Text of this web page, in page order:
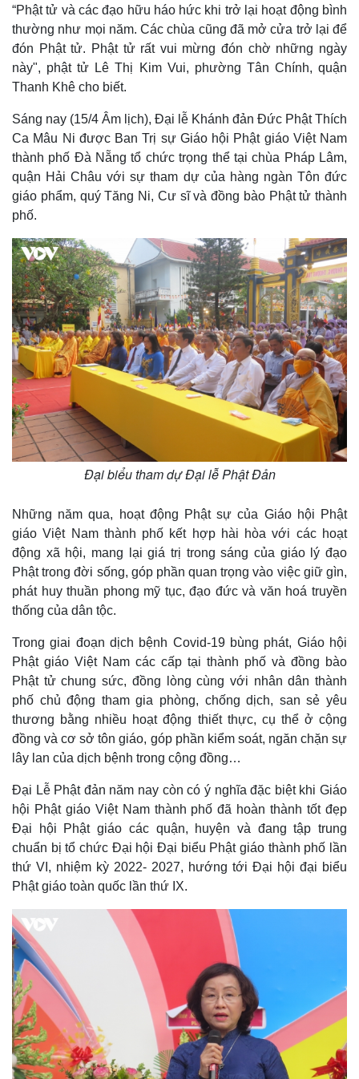
Pháp luật
Vụ án
Tin nóng
Tư vấn luật
Quân sự - Quốc phòng
Vũ khí
Việt Nam
Phân tích
“Phật tử và các đạo hữu háo hức khi trở lại hoạt động bình
thường như mọi năm. Các chùa cũng đã mở cửa trở lại để
đón Phật tử. Phật tử rất vui mừng đón chờ những ngày
này", phật tử Lê Thị Kim Vui, phường Tân Chính, quận
Thanh Khê cho biết.
Sáng nay (15/4 Âm lịch), Đại lễ Khánh đản Đức Phật Thích
Ca Mâu Ni được Ban Trị sự Giáo hội Phật giáo Việt Nam
thành phố Đà Nẵng tổ chức trọng thể tại chùa Pháp Lâm,
quận Hải Châu với sự tham dự của hàng ngàn Tôn đức
giáo phẩm, quý Tăng Ni, Cư sĩ và đồng bào Phật tử thành
phố.
Đại biểu tham dự Đại lễ Phật Đản
Những năm qua, hoạt động Phật sự của Giáo hội Phật
giáo Việt Nam thành phố kết hợp hài hòa với các hoạt
động xã hội, mang lại giá trị trong sáng của giáo lý đạo
Phật trong đời sống, góp phần quan trọng vào việc giữ gìn,
phát huy thuần phong mỹ tục, đạo đức và văn hoá truyền
thống của dân tộc.
Trong giai đoạn dịch bệnh Covid-19 bùng phát, Giáo hội
Phật giáo Việt Nam các cấp tại thành phố và đồng bào
Phật tử chung sức, đồng lòng cùng với nhân dân thành
phố chủ động tham gia phòng, chống dịch, san sẻ yêu
thương bằng nhiều hoạt động thiết thực, cụ thể ở cộng
đồng và cơ sở tôn giáo, góp phần kiểm soát, ngăn chặn sự
lây lan của dịch bệnh trong cộng đồng…
Đại Lễ Phật đản năm nay còn có ý nghĩa đặc biệt khi Giáo
hội Phật giáo Việt Nam thành phố đã hoàn thành tốt đẹp
Đại hội Phật giáo các quận, huyện và đang tập trung
chuẩn bị tổ chức Đại hội Đại biểu Phật giáo thành phố lần
thứ VI, nhiệm kỳ 2022- 2027, hướng tới Đại hội đại biểu
Phật giáo toàn quốc lần thứ IX.